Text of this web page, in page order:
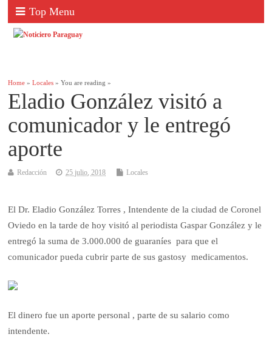
Top Menu
Home »Locales » You are reading »
Eladio González visitó a
comunicador y le entregó
aporte
Redacción 25 julio, 2018 Locales
El Dr. Eladio González Torres , Intendente de la ciudad de Coronel
Oviedo en la tarde de hoy visitó al periodista Gaspar González y le
entregó la suma de 3.000.000 de guaraníes para que el
comunicador pueda cubrir parte de sus gastosy medicamentos.
El dinero fue un aporte personal , parte de su salario como
intendente.